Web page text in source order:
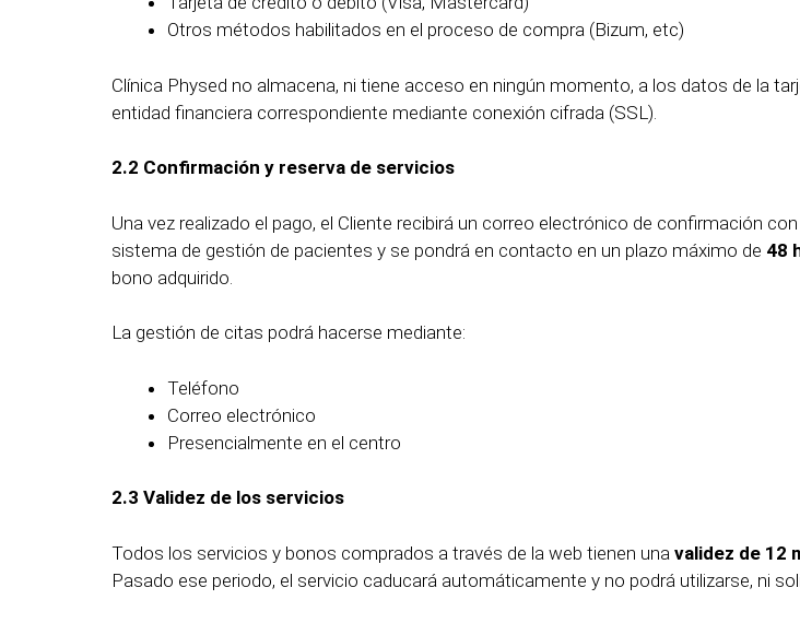
Otros métodos habilitados en el proceso de compra (Bizum, etc)
Clínica Physed no almacena, ni tiene acceso en ningún momento, a los datos de la
entidad financiera correspondiente mediante conexión cifrada (SSL).
2.2 Confirmación y reserva de servicios
Una vez realizado el pago, el Cliente recibirá un correo electrónico de confirmación
sistema de gestión de pacientes y se pondrá en contacto en un plazo máximo de 48
bono adquirido.
La gestión de citas podrá hacerse mediante:
Teléfono
Correo electrónico
Presencialmente en el centro
2.3 Validez de los servicios
Todos los servicios y bonos comprados a través de la web tienen una validez de 12
Pasado ese periodo, el servicio caducará automáticamente y no podrá utilizarse, ni